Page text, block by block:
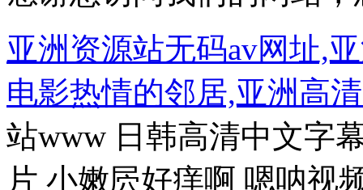
亚洲资源站无码av网址,
电影热情的邻居,亚洲高